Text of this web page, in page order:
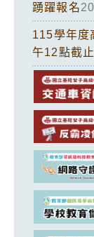
踴躍報名
115學年度
午12點截